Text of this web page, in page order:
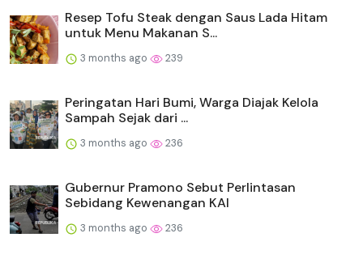
Resep Tofu Steak dengan Saus Lada Hitam
untuk Menu Makanan S...
3 months ago 239
Peringatan Hari Bumi, Warga Diajak Kelola
Sampah Sejak dari ...
3 months ago 236
Gubernur Pramono Sebut Perlintasan
Sebidang Kewenangan KAI
3 months ago 236